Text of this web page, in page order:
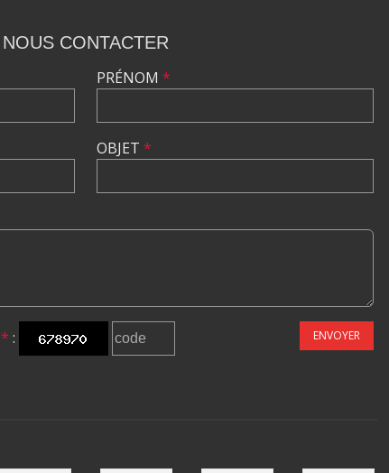
NOUS CONTACTER
PRÉNOM *
OBJET *
* : ENVOYER